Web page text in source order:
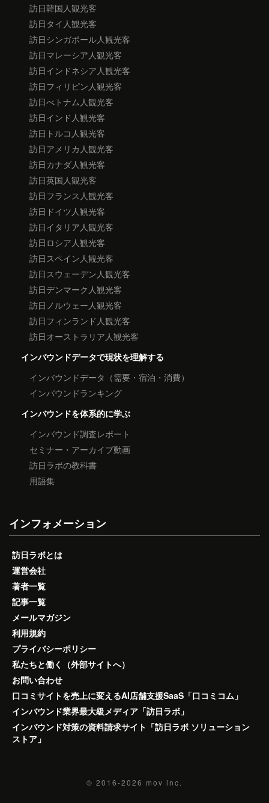
訪日韓国人観光客
訪日タイ人観光客
訪日シンガポール人観光客
訪日マレーシア人観光客
訪日インドネシア人観光客
訪日フィリピン人観光客
訪日べトナム人観光客
訪日インド人観光客
訪日トルコ人観光客
訪日アメリカ人観光客
訪日カナダ人観光客
訪日英国人観光客
訪日フランス人観光客
訪日ドイツ人観光客
訪日イタリア人観光客
訪日ロシア人観光客
訪日スペイン人観光客
訪日スウェーデン人観光客
訪日デンマーク人観光客
訪日ノルウェー人観光客
訪日フィンランド人観光客
訪日オーストラリア人観光客
インバウンドデータで現状を理解する
インバウンドデータ（需要・宿泊・消費）
インバウンドランキング
インバウンドを体系的に学ぶ
インバウンド調査レポート
セミナー・アーカイブ動画
訪日ラボの教科書
用語集
インフォメーション
訪日ラボとは
運営会社
著者一覧
記事一覧
メールマガジン
利用規約
プライバシーポリシー
私たちと働く（外部サイトへ）
お問い合わせ
口コミサイトを売上に変えるAI店舗支援SaaS「口コミコム」
インバウンド業界最大級メディア「訪日ラボ」
インバウンド対策の資料請求サイト「訪日ラボ ソリューション
ストア」
© 2016-2026 mov inc.